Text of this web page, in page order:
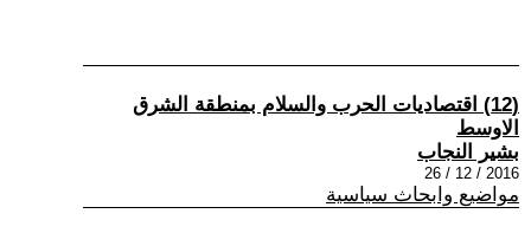
(12) اقتصاديات الحرب والسلام بمنطقة الشرق
الاوسط
بشير النجاب
2016 / 12 / 26
مواضيع وابحاث سياسية